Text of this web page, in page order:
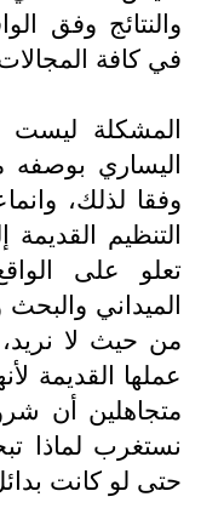
والنتائج وفق
في كافة
المشكلة ليست
اليساري بوصفه
وفقا لذلك،
التنظيم
تعلو على
الميداني والبحث
من حيث لا
عملها القديمة
متجاهلين أن
نستغرب لماذا
حتى لو كانت